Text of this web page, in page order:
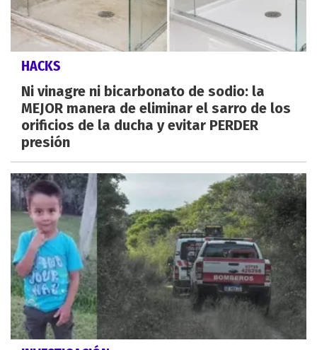
HACKS
Ni vinagre ni bicarbonato de sodio: la
MEJOR manera de eliminar el sarro de los
orificios de la ducha y evitar PERDER
presión